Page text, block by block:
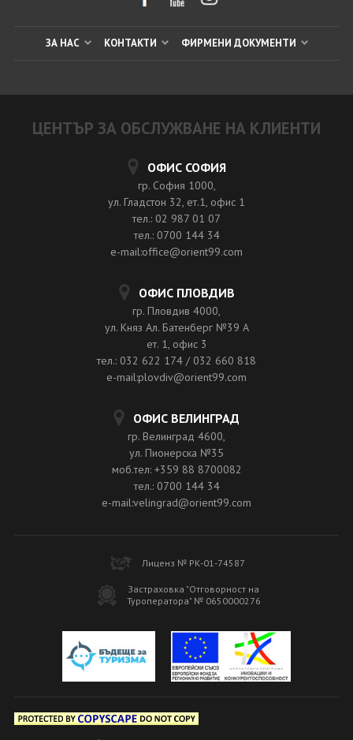
ЗА НАС КОНТАКТИ ФИРМЕНИ ДОКУМЕНТИ
ЦЕНТЪР ЗА ОБСЛУЖВАНЕ НА КЛИЕНТИ
ОФИС СОФИЯ
гр. София 1000,
ул. Гладстон 32, ет.1, офис 1
тел.: 02 987 01 07
тел.: 0700 144 34
e-mail:office@orient99.com
ОФИС ПЛОВДИВ
гр. Пловдив 4000,
ул. Княз Ал. Батенберг №39 A
ет. 1, офис 3
тел.: 032 622 174 / 032 660 818
e-mail:plovdiv@orient99.com
ОФИС ВЕЛИНГРАД
гр. Велинград 4600,
ул. Пионерска №35
моб.тел: +359 88 8700082
тел.: 0700 144 34
e-mail:velingrad@orient99.com
Лиценз № РК-01-74587
Застраховка "Отговорност на
Туроператора" № 0650000276